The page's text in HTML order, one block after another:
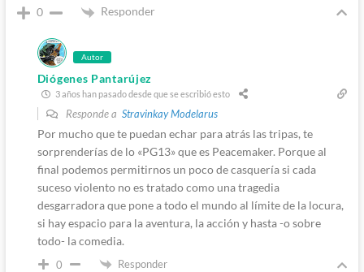
0 Responder
Autor
Diógenes Pantarújez
3 años han pasado desde que se escribió esto
Responde a Stravinkay Modelarus
Por mucho que te puedan echar para atrás las tripas, te
sorprenderías de lo «PG13» que es Peacemaker. Porque al
final podemos permitirnos un poco de casquería si cada
suceso violento no es tratado como una tragedia
desgarradora que pone a todo el mundo al límite de la locura,
si hay espacio para la aventura, la acción y hasta -o sobre
todo- la comedia.
0 Responder